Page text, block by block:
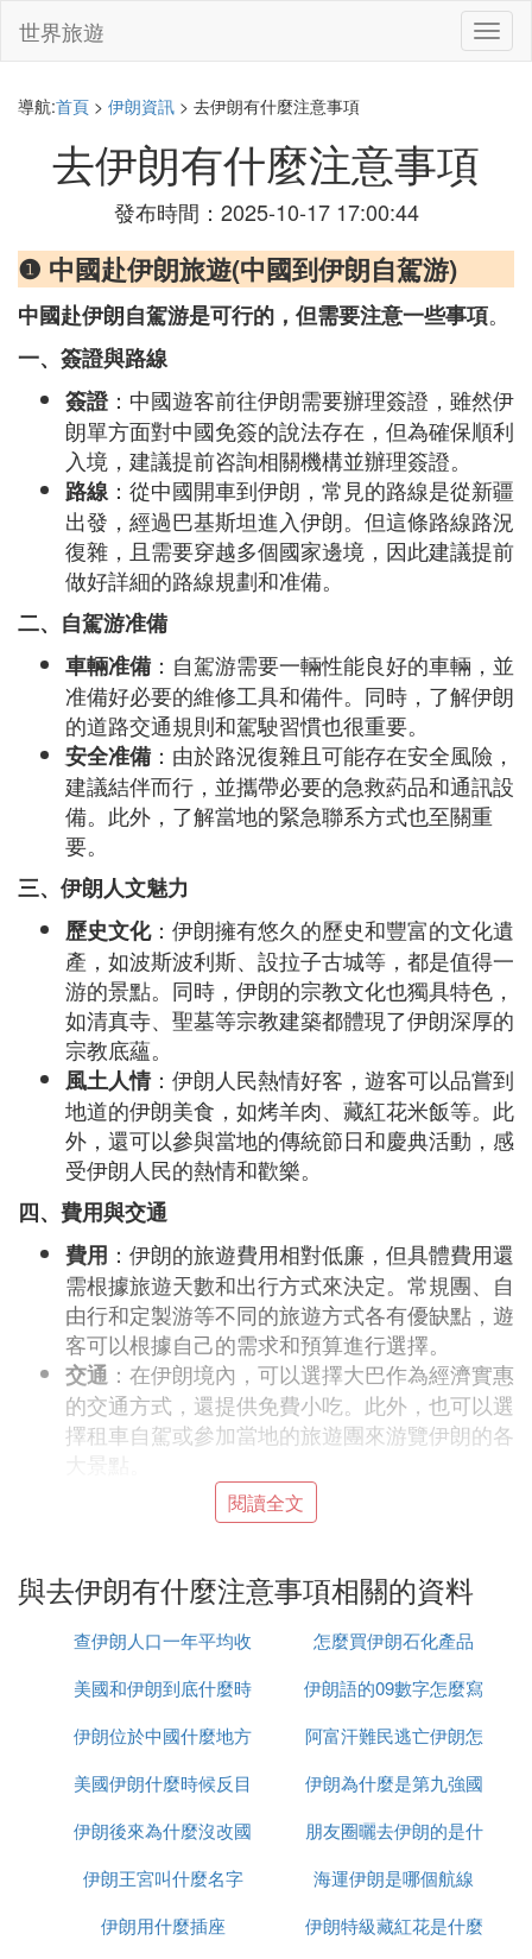
切
換
世界旅遊
導航:首頁 > 伊朗資訊 > 去伊朗有什麼注意事項
去伊朗有什麼注意事項
發布時間：2025-10-17 17:00:44
❶ 中國赴伊朗旅遊(中國到伊朗自駕游)
中國赴伊朗自駕游是可行的，但需要注意一些事項。
一、簽證與路線
簽證：中國遊客前往伊朗需要辦理簽證，雖然伊
朗單方面對中國免簽的說法存在，但為確保順利
入境，建議提前咨詢相關機構並辦理簽證。
路線 ：從中國開車到伊朗，常見的路線是從新疆
出發，經過巴基斯坦進入伊朗。但這條路線路況
復雜，且需要穿越多個國家邊境，因此建議提前
做好詳細的路線規劃和准備。
二、自駕游准備
車輛准備：自駕游需要一輛性能良好的車輛，並
准備好必要的維修工具和備件。同時，了解伊朗
的道路交通規則和駕駛習慣也很重要。
安全准備：由於路況復雜且可能存在安全風險，
建議結伴而行，並攜帶必要的急救葯品和通訊設
備。此外，了解當地的緊急聯系方式也至關重
要。
三、伊朗人文魅力
歷史文化：伊朗擁有悠久的歷史和豐富的文化遺
產，如波斯波利斯、設拉子古城等，都是值得一
游的景點。同時，伊朗的宗教文化也獨具特色，
如清真寺、聖墓等宗教建築都體現了伊朗深厚的
宗教底蘊。
風土人情：伊朗人民熱情好客，遊客可以品嘗到
地道的伊朗美食，如烤羊肉、藏紅花米飯等。此
外，還可以參與當地的傳統節日和慶典活動，感
受伊朗人民的熱情和歡樂。
四、費用與交通
費用 ：伊朗的旅遊費用相對低廉，但具體費用還
需根據旅遊天數和出行方式來決定。常規團、自
由行和定製游等不同的旅遊方式各有優缺點，遊
客可以根據自己的需求和預算進行選擇。
交通 ：在伊朗境內，可以選擇大巴作為經濟實惠
的交通方式，還提供免費小吃。此外，也可以選
擇租車自駕或參加當地的旅遊團來游覽伊朗的各
購物時需要關注匯率變化，以獲得更劃算的價
格。
數字認知：伊朗使用的是波斯數字，與中國傳統
意這一點。
住宿問題：遊客可以通過地圖查詢伊朗的住宿信
憂。
❷ 伊朗旅遊穿著(去伊朗旅遊注意)
去伊朗旅遊注意事項：
一、穿著要求
閱讀全文
與去伊朗有什麼注意事項相關的資料
查伊朗人口一年平均收
入多少
怎麼買伊朗石化產品
美國和伊朗到底什麼時
候打
伊朗語的09數字怎麼寫
伊朗位於中國什麼地方
阿富汗難民逃亡伊朗怎
麼辦
美國伊朗什麼時候反目
伊朗為什麼是第九強國
伊朗後來為什麼沒改國
名
朋友圈曬去伊朗的是什
麼梗
伊朗王宮叫什麼名字
海運伊朗是哪個航線
伊朗用什麼插座
伊朗特級藏紅花是什麼